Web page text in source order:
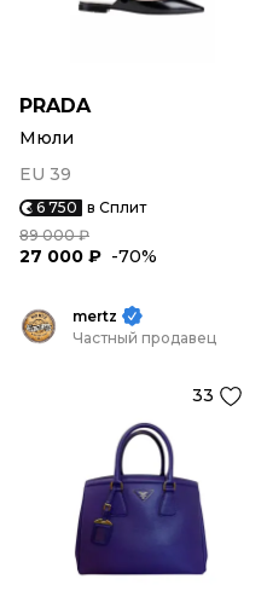
PRADA
Мюли
EU 39
6 750 в Сплит
89 000 ₽
27 000 ₽ -70%
mertz
Частный продавец
33